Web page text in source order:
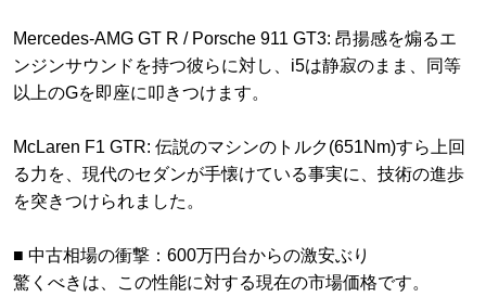
​Mercedes-AMG GT R / Porsche 911 GT3: 昂揚感を煽るエ
ンジンサウンドを持つ彼らに対し、i5は静寂のまま、同等
以上のGを即座に叩きつけます。
​McLaren F1 GTR: 伝説のマシンのトルク(651Nm)すら上回
る力を、現代のセダンが手懐けている事実に、技術の進歩
を突きつけられました。
​■ 中古相場の衝撃：600万円台からの激安ぶり
​驚くべきは、この性能に対する現在の市場価格です。